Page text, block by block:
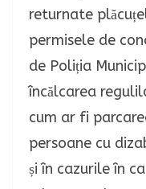
returnate
permisele de
de Poliția
încălcarea
cum ar fi
persoane cu
și în cazurile în